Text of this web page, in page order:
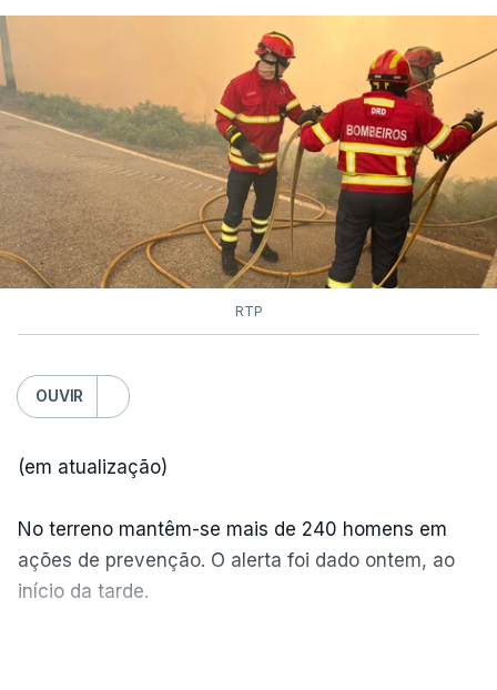
RTP
OUVIR
(em atualização)
No terreno mantêm-se mais de 240 homens em
ações de prevenção. O alerta foi dado ontem, ao
início da tarde.